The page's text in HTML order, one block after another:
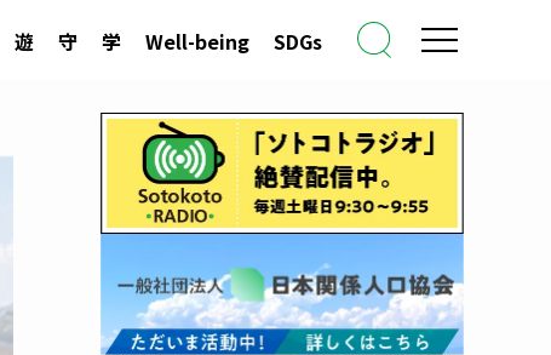
遊 守 学 Well-being SDGs